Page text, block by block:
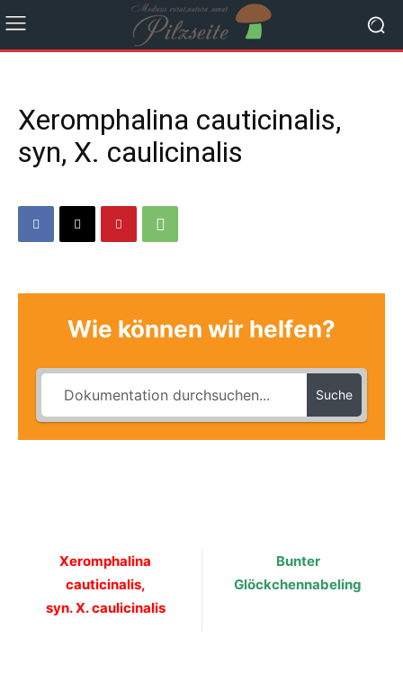
Xeromphalina cauticinalis,
syn, X. caulicinalis
Wie können wir helfen?
Suche
Xeromphalina
cauticinalis,
syn. X. caulicinalis
Bunter
Glöckchennabeling